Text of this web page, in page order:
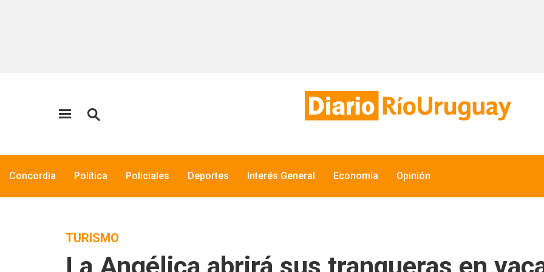
Concordia Política Policiales Deportes Interés General Economía Opinión
TURISMO
La Angélica abrirá sus tranqueras en